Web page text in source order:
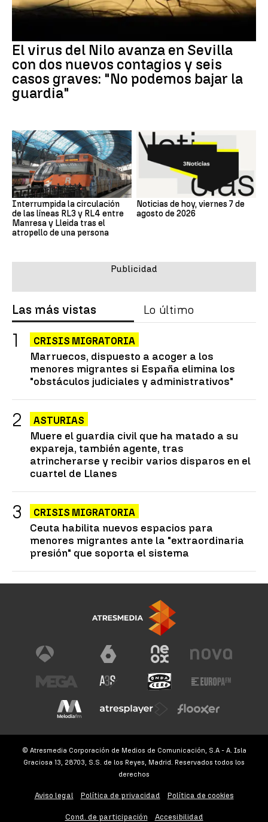
El virus del Nilo avanza en Sevilla
con dos nuevos contagios y seis
casos graves: "No podemos bajar la
guardia"
Interrumpida la circulación
de las líneas RL3 y RL4 entre
Manresa y Lleida tras el
atropello de una persona
Noticias de hoy, viernes 7 de
agosto de 2026
Las más vistas Lo último
CRISIS MIGRATORIA
Marruecos, dispuesto a acoger a los
menores migrantes si España elimina los
"obstáculos judiciales y administrativos"
ASTURIAS
Muere el guardia civil que ha matado a su
expareja, también agente, tras
atrincherarse y recibir varios disparos en el
cuartel de Llanes
CRISIS MIGRATORIA
Ceuta habilita nuevos espacios para
menores migrantes ante la "extraordinaria
presión" que soporta el sistema
© Atresmedia Corporación de Medios de Comunicación, S.A - A. Isla
Graciosa 13, 28703, S.S. de los Reyes, Madrid. Reservados todos los
derechos
Aviso legal Política de privacidad Política de cookies
Cond. de participación Accesibilidad